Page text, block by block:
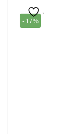
17% -